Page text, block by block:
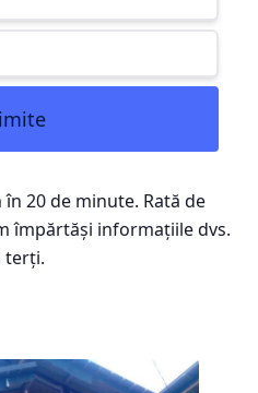
20 de minute. Rată de
împărtăși informațiile dvs.
terți.